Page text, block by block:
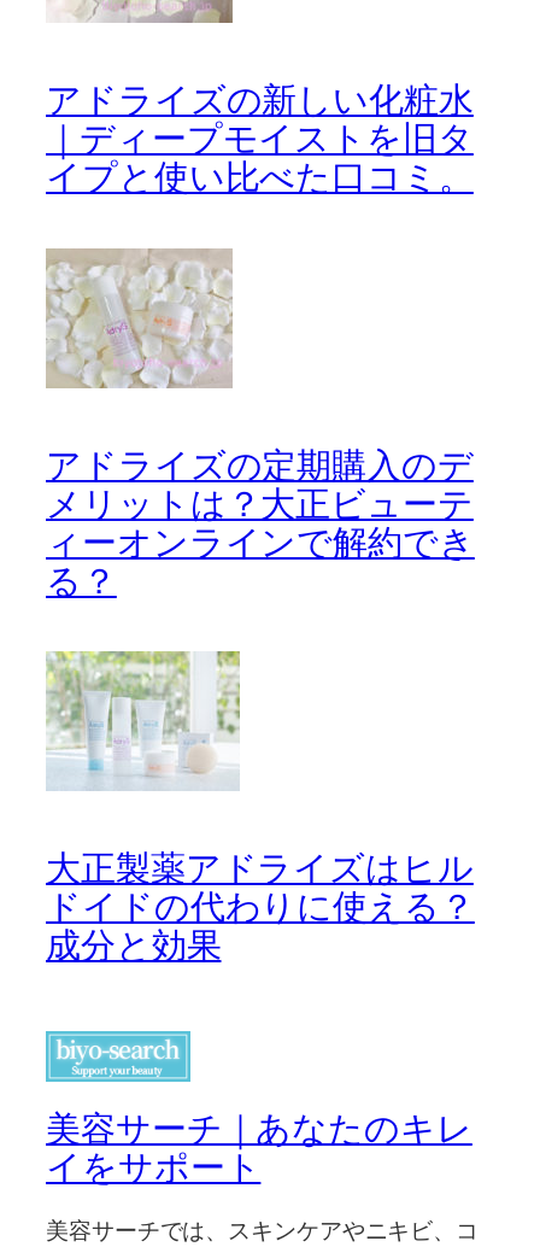
アドライズの新しい化粧水
｜ディープモイストを旧タ
イプと使い比べた口コミ。
アドライズの定期購入のデ
メリットは？大正ビューテ
ィーオンラインで解約でき
る？
大正製薬アドライズはヒル
ドイドの代わりに使える？
成分と効果
美容サーチ｜あなたのキレ
イをサポート
美容サーチでは、スキンケアやニキビ、コ